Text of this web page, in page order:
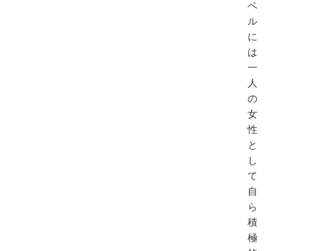
ベ
ル
に
は
一
人
の
女
性
と
し
て
自
ら
積
極